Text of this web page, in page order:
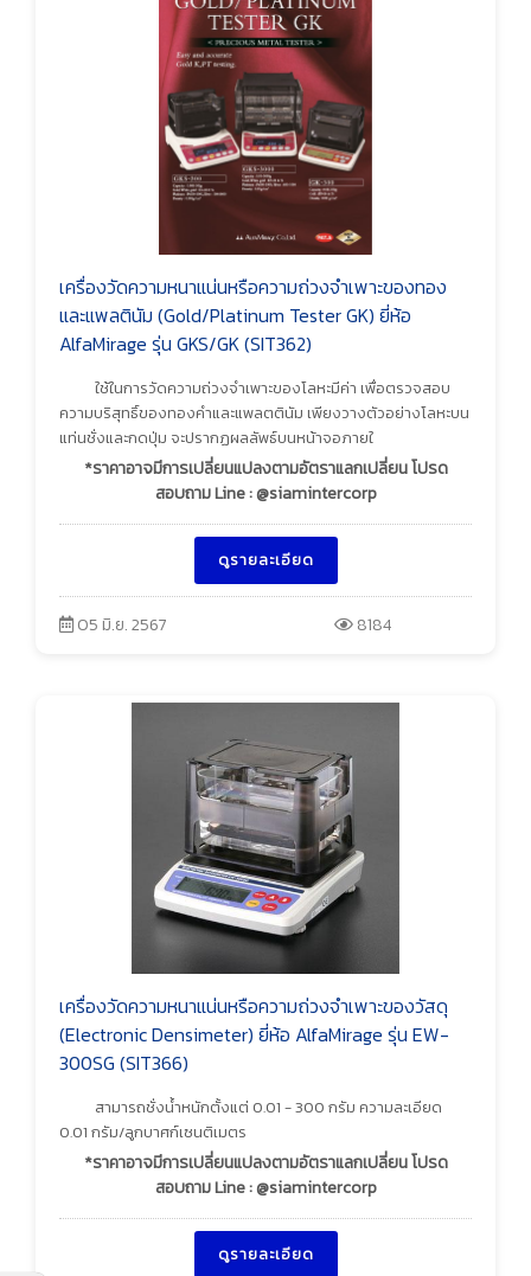
เครื่องวัดความหนาแน่นหรือความถ่วงจำเพาะของทอง
และแพลตินัม (Gold/Platinum Tester GK) ยี่ห้อ
AlfaMirage รุ่น GKS/GK (SIT362)
ใช้ในการวัดความถ่วงจำเพาะของโลหะมีค่า เพื่อตรวจสอบ
ความบริสุทธิ์ของทองคำและแพลตตินัม เพียงวางตัวอย่างโลหะบน
แท่นชั่งและกดปุ่ม จะปรากฏผลลัพธ์บนหน้าจอภายใ
*ราคาอาจมีการเปลี่ยนแปลงตามอัตราแลกเปลี่ยน โปรด
สอบถาม Line : @siamintercorp
ดูรายละเอียด
05 มิ.ย. 2567 8184
เครื่องวัดความหนาแน่นหรือความถ่วงจำเพาะของวัสดุ
(Electronic Densimeter) ยี่ห้อ AlfaMirage รุ่น EW-
300SG (SIT366)
สามารถชั่งน้ำหนักตั้งแต่ 0.01 - 300 กรัม ความละเอียด
0.01 กรัม/ลูกบาศก์เซนติเมตร
*ราคาอาจมีการเปลี่ยนแปลงตามอัตราแลกเปลี่ยน โปรด
สอบถาม Line : @siamintercorp
ดูรายละเอียด